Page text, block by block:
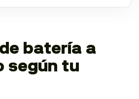
batería a
según tu